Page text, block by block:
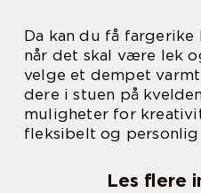
Da kan du få fargerike
når det skal være lek
velge et dempet
dere i stuen på
muligheter for
fleksibelt og
Les flere